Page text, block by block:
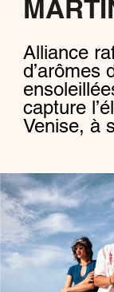
Alliance
d’arômes
capture
Venise, à